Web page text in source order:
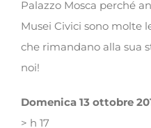
Palazzo Mosca perché
Musei Civici sono molte
che rimandano alla sua
noi!
Domenica 13 ottobre
> h 17